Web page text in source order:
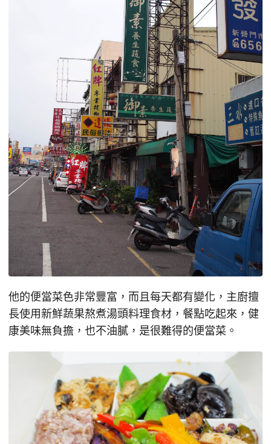
他的便當菜色非常豐富，而且每天都有變化，主廚擅
長使用新鮮蔬果熬煮湯頭料理食材，餐點吃起來，健
康美味無負擔，也不油膩，是很難得的便當菜。